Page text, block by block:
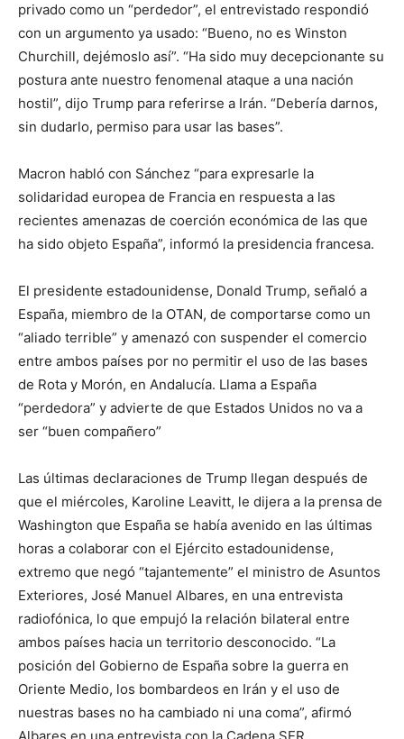
privado como un “perdedor”, el entrevistado respondió
con un argumento ya usado: “Bueno, no es Winston
Churchill, dejémoslo así”. “Ha sido muy decepcionante su
postura ante nuestro fenomenal ataque a una nación
hostil”, dijo Trump para referirse a Irán. “Debería darnos,
sin dudarlo, permiso para usar las bases”.
Macron habló con Sánchez “para expresarle la
solidaridad europea de Francia en respuesta a las
recientes amenazas de coerción económica de las que
ha sido objeto España”, informó la presidencia francesa.
El presidente estadounidense, Donald Trump, señaló a
España, miembro de la OTAN, de comportarse como un
“aliado terrible” y amenazó con suspender el comercio
entre ambos países por no permitir el uso de las bases
de Rota y Morón, en Andalucía. Llama a España
“perdedora” y advierte de que Estados Unidos no va a
ser “buen compañero”
Las últimas declaraciones de Trump llegan después de
que el miércoles, Karoline Leavitt, le dijera a la prensa de
Washington que España se había avenido en las últimas
horas a colaborar con el Ejército estadounidense,
extremo que negó “tajantemente” el ministro de Asuntos
Exteriores, José Manuel Albares, en una entrevista
radiofónica, lo que empujó la relación bilateral entre
ambos países hacia un territorio desconocido. “La
posición del Gobierno de España sobre la guerra en
Oriente Medio, los bombardeos en Irán y el uso de
nuestras bases no ha cambiado ni una coma”, afirmó